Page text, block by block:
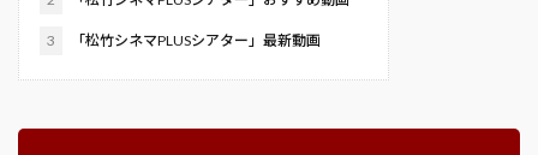
3 「松竹シネマPLUSシアター」最新動画